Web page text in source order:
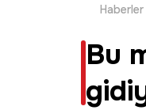
Haberler
Bu